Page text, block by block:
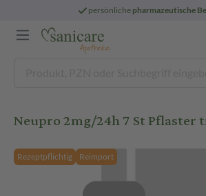
persönliche pharmazeutische
Neupro 2mg/24h 7 St Pflaster
Rezeptpflichtig Reimport